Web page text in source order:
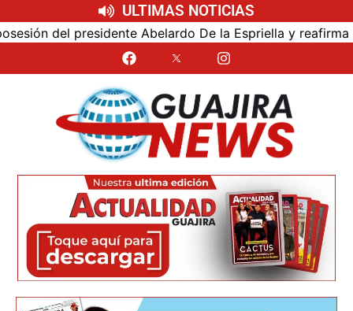
ULTIMAS NOTICIAS
del presidente Abelardo De la Espriella y reafirma su